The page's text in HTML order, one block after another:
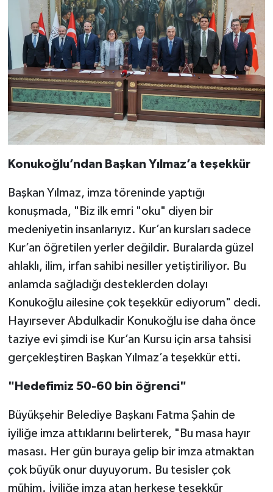
Konukoğlu’ndan Başkan Yılmaz’a teşekkür
Başkan Yılmaz, imza töreninde yaptığı
konuşmada, "Biz ilk emri "oku" diyen bir
medeniyetin insanlarıyız. Kur’an kursları sadece
Kur’an öğretilen yerler değildir. Buralarda güzel
ahlaklı, ilim, irfan sahibi nesiller yetiştiriliyor. Bu
anlamda sağladığı desteklerden dolayı
Konukoğlu ailesine çok teşekkür ediyorum" dedi.
Hayırsever Abdulkadir Konukoğlu ise daha önce
taziye evi şimdi ise Kur’an Kursu için arsa tahsisi
gerçekleştiren Başkan Yılmaz’a teşekkür etti.
"Hedefimiz 50-60 bin öğrenci"
Büyükşehir Belediye Başkanı Fatma Şahin de
iyiliğe imza attıklarını belirterek, "Bu masa hayır
masası. Her gün buraya gelip bir imza atmaktan
çok büyük onur duyuyorum. Bu tesisler çok
mühim. İyiliğe imza atan herkese teşekkür